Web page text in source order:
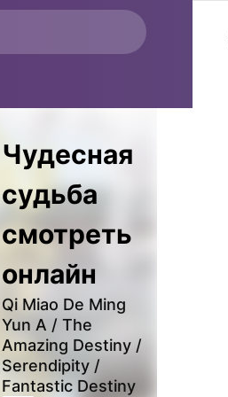
Чудесная
судьба
смотреть
онлайн
Qi Miao De Ming
Yun A / The
Amazing Destiny /
Serendipity /
Fantastic Destiny